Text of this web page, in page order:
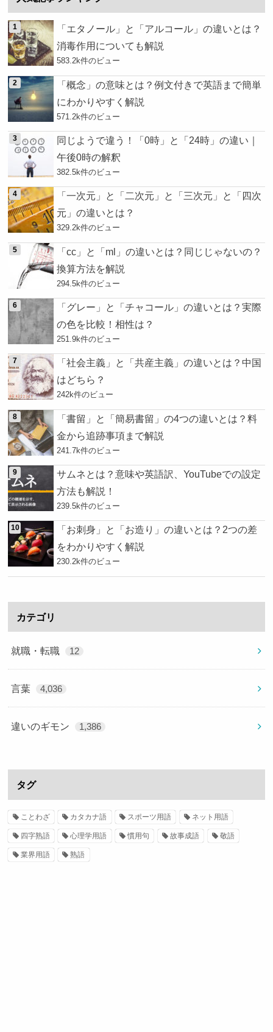
「エタノール」と「アルコール」の違いとは？
消毒作用についても解説
583.2k件のビュー
「概念」の意味とは？例文付きで英語まで簡単
にわかりやすく解説
571.2k件のビュー
同じようで違う！「0時」と「24時」の違い｜
午後0時の解釈
382.5k件のビュー
「一次元」と「二次元」と「三次元」と「四次
元」の違いとは？
329.2k件のビュー
「cc」と「ml」の違いとは？同じじゃないの？
換算方法を解説
294.5k件のビュー
「グレー」と「チャコール」の違いとは？実際
の色を比較！相性は？
251.9k件のビュー
「社会主義」と「共産主義」の違いとは？中国
はどちら？
242k件のビュー
「書留」と「簡易書留」の4つの違いとは？料
金から追跡事項まで解説
241.7k件のビュー
サムネとは？意味や英語訳、YouTubeでの設定
方法も解説！
239.5k件のビュー
「お刺身」と「お造り」の違いとは？2つの差
をわかりやすく解説
230.2k件のビュー
カテゴリ
就職・転職 12
言葉 4,036
違いのギモン 1,386
タグ
ことわざ カタカナ語 スポーツ用語 ネット用語
四字熟語 心理学用語 慣用句 故事成語 敬語
業界用語 熟語